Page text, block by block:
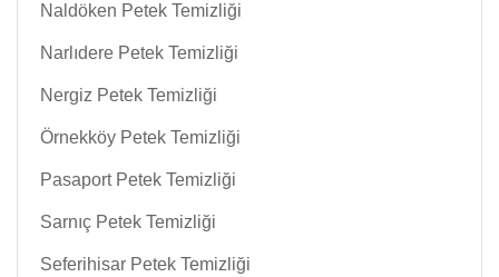
Naldöken Petek Temizliği
Narlıdere Petek Temizliği
Nergiz Petek Temizliği
Örnekköy Petek Temizliği
Pasaport Petek Temizliği
Sarnıç Petek Temizliği
Seferihisar Petek Temizliği